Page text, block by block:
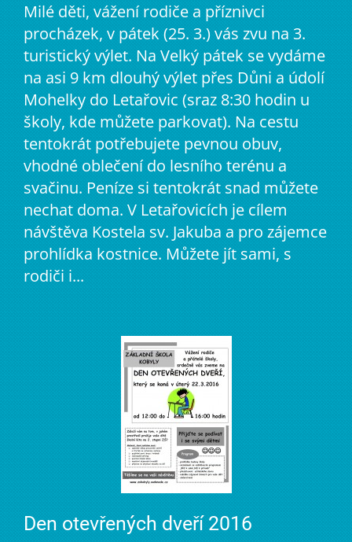
Milé děti, vážení rodiče a příznivci
procházek, v pátek (25. 3.) vás zvu na 3.
turistický výlet. Na Velký pátek se vydáme
na asi 9 km dlouhý výlet přes Důni a údolí
Mohelky do Letařovic (sraz 8:30 hodin u
školy, kde můžete parkovat). Na cestu
tentokrát potřebujete pevnou obuv,
vhodné oblečení do lesního terénu a
svačinu. Peníze si tentokrát snad můžete
nechat doma. V Letařovicích je cílem
návštěva Kostela sv. Jakuba a pro zájemce
prohlídka kostnice. Můžete jít sami, s
rodiči i...
Den otevřených dveří 2016